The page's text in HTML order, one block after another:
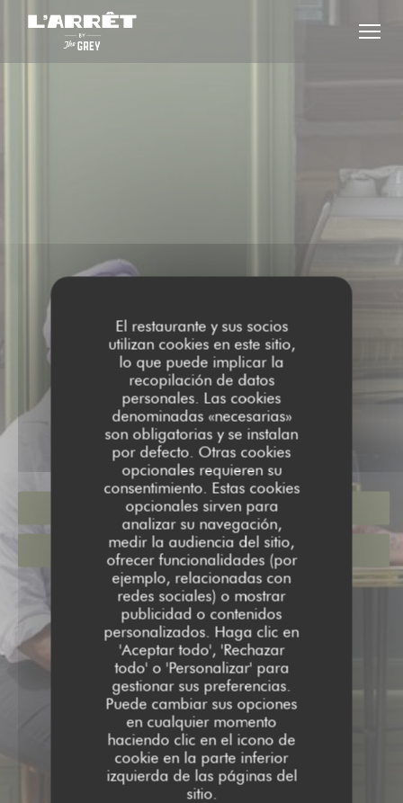
Personalización de sus opciones de cookies
El restaurante y sus socios
utilizan cookies en este sitio,
lo que puede implicar la
recopilación de datos
personales. Las cookies
denominadas «necesarias»
son obligatorias y se instalan
por defecto. Otras cookies
opcionales requieren su
consentimiento. Estas cookies
opcionales sirven para
analizar su navegación,
medir la audiencia del sitio,
ofrecer funcionalidades (por
ejemplo, relacionadas con
redes sociales) o mostrar
publicidad o contenidos
personalizados. Haga clic en
'Aceptar todo', 'Rechazar
todo' o 'Personalizar' para
gestionar sus preferencias.
Puede cambiar sus opciones
en cualquier momento
haciendo clic en el icono de
cookie en la parte inferior
izquierda de las páginas del
sitio.
RESERVAR UNA MESA
VALES